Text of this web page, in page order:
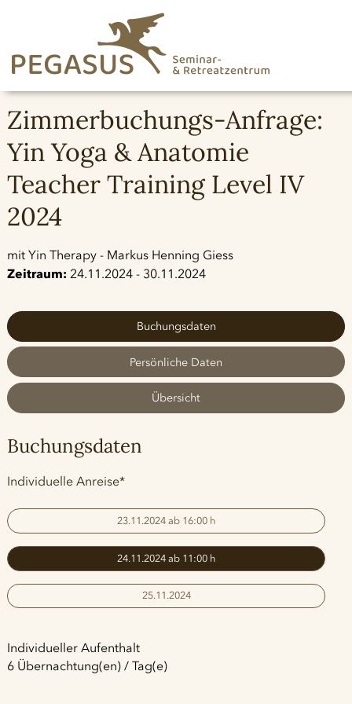
Zimmerbuchungs-Anfrage:
Yin Yoga & Anatomie
Teacher Training Level IV
2024
mit Yin Therapy - Markus Henning Giess
Zeitraum:24.11.2024 - 30.11.2024
Buchungsdaten
Persönliche Daten
Übersicht
Buchungsdaten
Pflichtfeld
Individuelle Anreise*
23.11.2024 ab 16:00 h
24.11.2024 ab 11:00 h
25.11.2024
Individueller Aufenthalt
6 Übernachtung(en) / Tag(e)